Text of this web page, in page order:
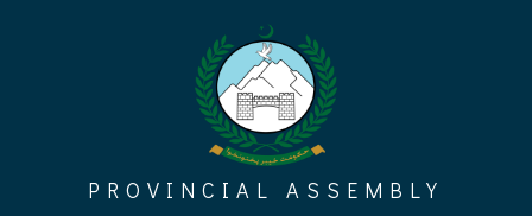
PROVINCIAL ASSEMBLY